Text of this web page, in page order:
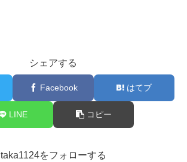
シェアする
Facebook はてブ
LINE コピー
taka1124をフォローする